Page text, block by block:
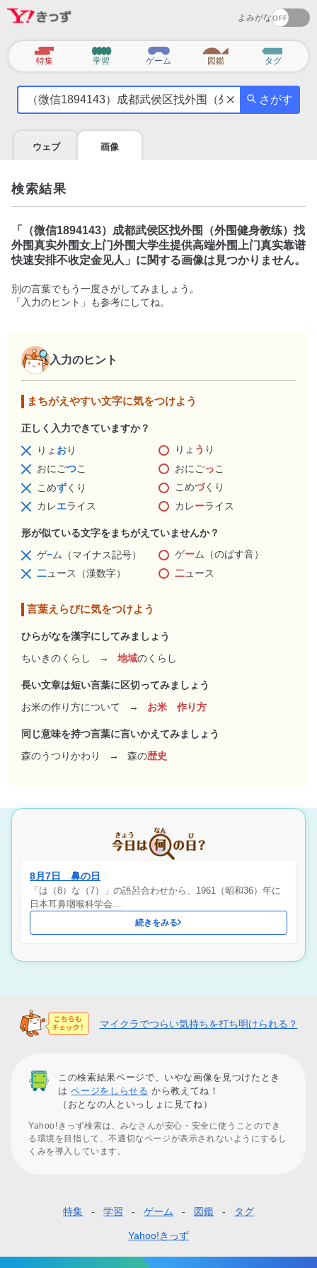
よみがな
カ
テ
特集 学習 ゲーム 図鑑 タグ
気
を
調
べ
よ
う
さがす
ウェブ 画像
検索結果
「
（微信1894143）成都武侯区找外围（外围健身教练）找
外围真实外围女上门外围大学生提供高端外围上门真实靠谱
快速安排不收定金见人 」に関する画像は見つかりません。
別の言葉でもう一度さがしてみましょう。
「入力のヒント」も参考にしてね。
入力のヒント
まちがえやすい文字に気をつけよう
正しく入力できていますか？
りょ おり りょ う り
おにごつこ おにごっこ
こめずくり こめづくり
カレエライス カレーライス
形が似ている文字をまちがえていませんか？
ゲ−ム（マイナス記号） ゲーム（のばす音）
二ュース（漢数字） 二ュース
言葉えらびに気をつけよう
ひらがなを漢字にしてみましょう
ちいきのくらし
→ 地域のくらし
長い文章は短い言葉に区切ってみましょう
お米の作り方について
→ お米 作り方
同じ意味を持つ言葉に言いかえてみましょう
森のうつりかわり
→ 森の歴史
8月7日 鼻の日
「は（8）な（7）」の語呂合わせから、1961（昭和36）年に
日本耳鼻咽喉科学会…
続きをみる
マイクラでつらい気持ちを打ち明けられる？
この検索結果ページで、いやな画像を見つけたとき
はページをしらせる から教えてね！
（おとなの人といっしょに見てね）
Yahoo!きっず検索は、みなさんが安心・安全に使うことのでき
る環境を目指して、不適切なページが表示されないようにするし
くみを導入しています。
タ
特集 学習 ゲーム 図鑑 タグ
Yahoo!きっず